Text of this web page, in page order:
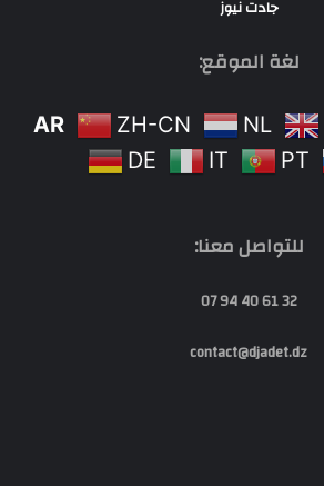
جادت نيوز
لغة الموقع:
AR ZH-CN NL
DE
IT PT
للتواصل معنا:
32 61 40 94 07
contact@djadet.dz